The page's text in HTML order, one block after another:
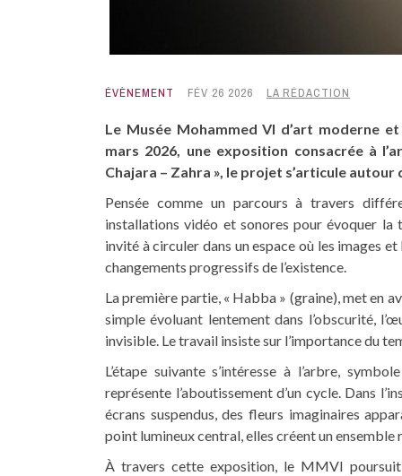
ÉVÈNEMENT FÉV 26 2026 LA RÉDACTION
Le Musée Mohammed VI d’art moderne
mars 2026, une exposition consacrée à
Chajara – Zahra », le projet s’articule autour
Pensée comme un parcours à travers
installations vidéo et sonores pour évoquer la
invité à circuler dans un espace où les images
changements progressifs de l’existence.
La première partie, « Habba » (graine), met en
simple évoluant lentement dans l’obscurité,
invisible. Le travail insiste sur l’importance du
L’étape suivante s’intéresse à l’arbre,
représente l’aboutissement d’un cycle. Dans
écrans suspendus, des fleurs imaginaires
point lumineux central, elles créent un
À travers cette exposition, le MMVI